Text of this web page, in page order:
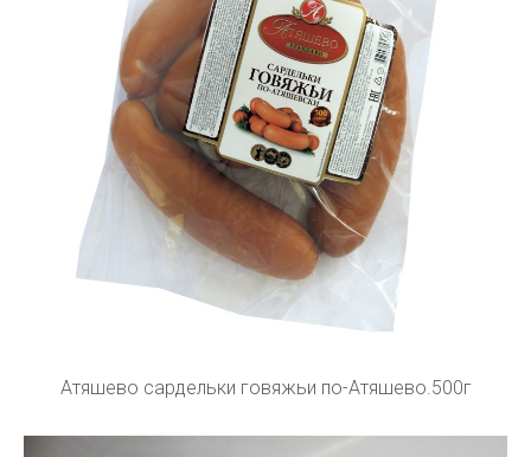
Атяшево сардельки говяжьи по-Атяшево.500г